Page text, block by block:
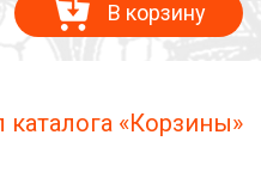
В корзину
каталога «Корзины»